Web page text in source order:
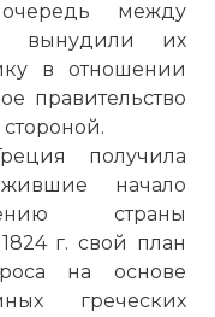
между
вынудили их
в отношении
правительство
получила
начало
страны
г. свой план
на основе
греческих